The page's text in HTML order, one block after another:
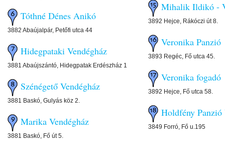
Tóthné Dénes Anikó
3882 Abaújalpár, Petőfi utca 44
Hidegpataki Vendégház
3881 Abaújszántó, Hidegpatak Erdészház 1
Szénégető Vendégház
3881 Baskó, Gulyás köz 2.
Marika Vendégház
3881 Baskó, Fő út 5.
Mihalik Ildikó -
3892 Hejce, Rákóczi út 8.
Veronika Panzió
3893 Regéc, Fő utca 45.
Veronika fogadó
3892 Hejce, Fő utca 58.
Holdfény Panzió
3849 Forró, Fő u.195